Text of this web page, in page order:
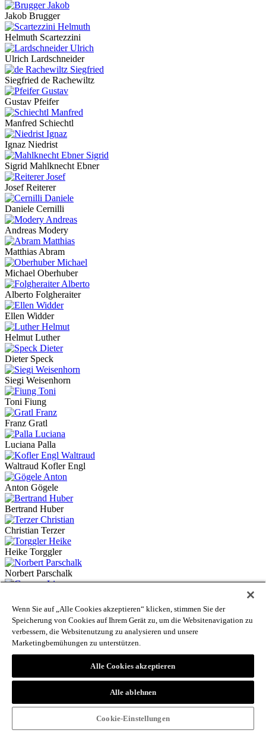
Jakob Brugger
Helmuth Scartezzini
Ulrich Lardschneider
Siegfried de Rachewiltz
Gustav Pfeifer
Manfred Schiechtl
Ignaz Niedrist
Sigrid Mahlknecht Ebner
Josef Reiterer
Daniele Cernilli
Andreas Modery
Matthias Abram
Michael Oberhuber
Alberto Folgheraiter
Ellen Widder
Helmut Luther
Dieter Speck
Siegi Weisenhorn
Toni Fiung
Franz Gratl
Luciana Palla
Waltraud Kofler Engl
Anton Gögele
Bertrand Huber
Christian Terzer
Heike Torggler
Norbert Parschalk
Anneliese Kompatscher
Rolando Cembran
Hildegard Thurner
Jutta Tappeiner
Isabel Weis
Wenn Sie auf „Alle Cookies akzeptieren“ klicken, stimmen Sie der
Speicherung von Cookies auf Ihrem Gerät zu, um die Websitenavigation zu
verbessern, die Websitenutzung zu analysieren und unsere
Marketingbemühungen zu unterstützen.
Alle Cookies akzeptieren
Alle ablehnen
Cookie-Einstellungen